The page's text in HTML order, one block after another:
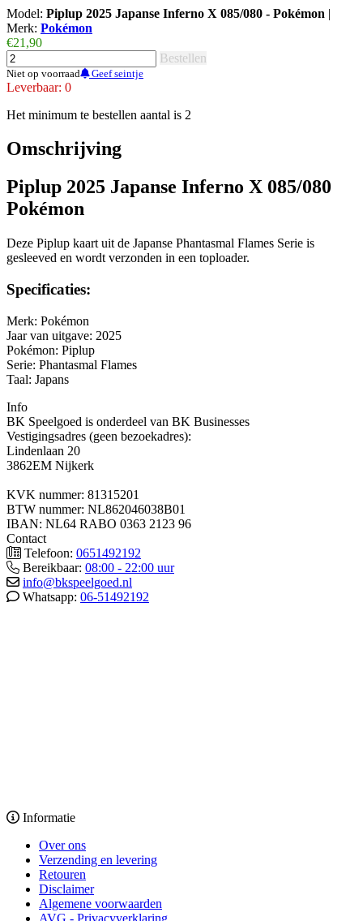
Model: Piplup 2025 Japanse Inferno X 085/080 - Pokémon |
Merk: Pokémon
€21,90
Bestellen
Niet op voorraad Geef seintje
Leverbaar: 0
Het minimum te bestellen aantal is 2
Omschrijving
Piplup 2025 Japanse Inferno X 085/080
Pokémon
Deze Piplup kaart uit de Japanse Phantasmal Flames Serie is
gesleeved en wordt verzonden in een toploader.
Specificaties:
Merk: Pokémon
Jaar van uitgave: 2025
Pokémon: Piplup
Serie: Phantasmal Flames
Taal: Japans
Info
BK Speelgoed is onderdeel van BK Businesses
Vestigingsadres (geen bezoekadres):
Lindenlaan 20
3862EM Nijkerk
KVK nummer: 81315201
BTW nummer: NL862046038B01
IBAN: NL64 RABO 0363 2123 96
Contact
Telefoon: 0651492192
Bereikbaar: 08:00 - 22:00 uur
info@bkspeelgoed.nl
Whatsapp: 06-51492192
Informatie
Over ons
Verzending en levering
Retouren
Disclaimer
Algemene voorwaarden
AVG - Privacyverklaring